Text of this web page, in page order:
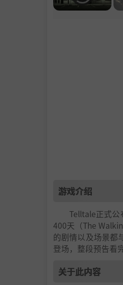
游戏介绍
Telltale正式公布
400天（The
的剧情以及场景都
登场，整段预告看
关于此内容